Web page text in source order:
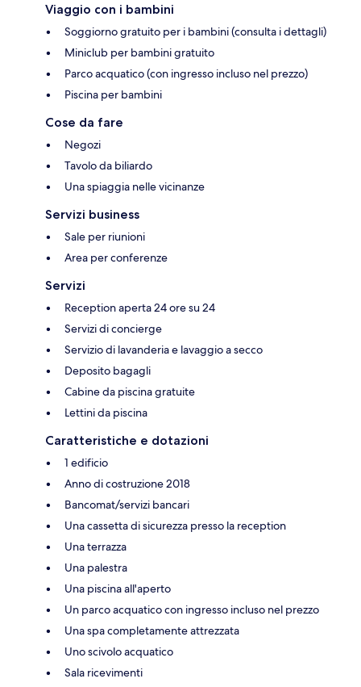
Viaggio con i bambini
Soggiorno gratuito per i bambini (consulta i dettagli)
Miniclub per bambini gratuito
Parco acquatico (con ingresso incluso nel prezzo)
Piscina per bambini
Cose da fare
Negozi
Tavolo da biliardo
Una spiaggia nelle vicinanze
Servizi business
Sale per riunioni
Area per conferenze
Servizi
Reception aperta 24 ore su 24
Servizi di concierge
Servizio di lavanderia e lavaggio a secco
Deposito bagagli
Cabine da piscina gratuite
Lettini da piscina
Caratteristiche e dotazioni
1 edificio
Anno di costruzione 2018
Bancomat/servizi bancari
Una cassetta di sicurezza presso la reception
Una terrazza
Una palestra
Una piscina all'aperto
Un parco acquatico con ingresso incluso nel prezzo
Una spa completamente attrezzata
Uno scivolo acquatico
Sala ricevimenti